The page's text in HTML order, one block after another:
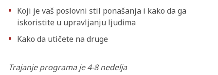
Koji je vaš poslovni stil ponašanja i kako da ga
iskoristite u upravljanju ljudima
Kako da utičete na druge
Trajanje programa je 4-8 nedelja